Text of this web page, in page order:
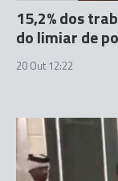
15,2% dos
do limiar de
20 Out 12:22